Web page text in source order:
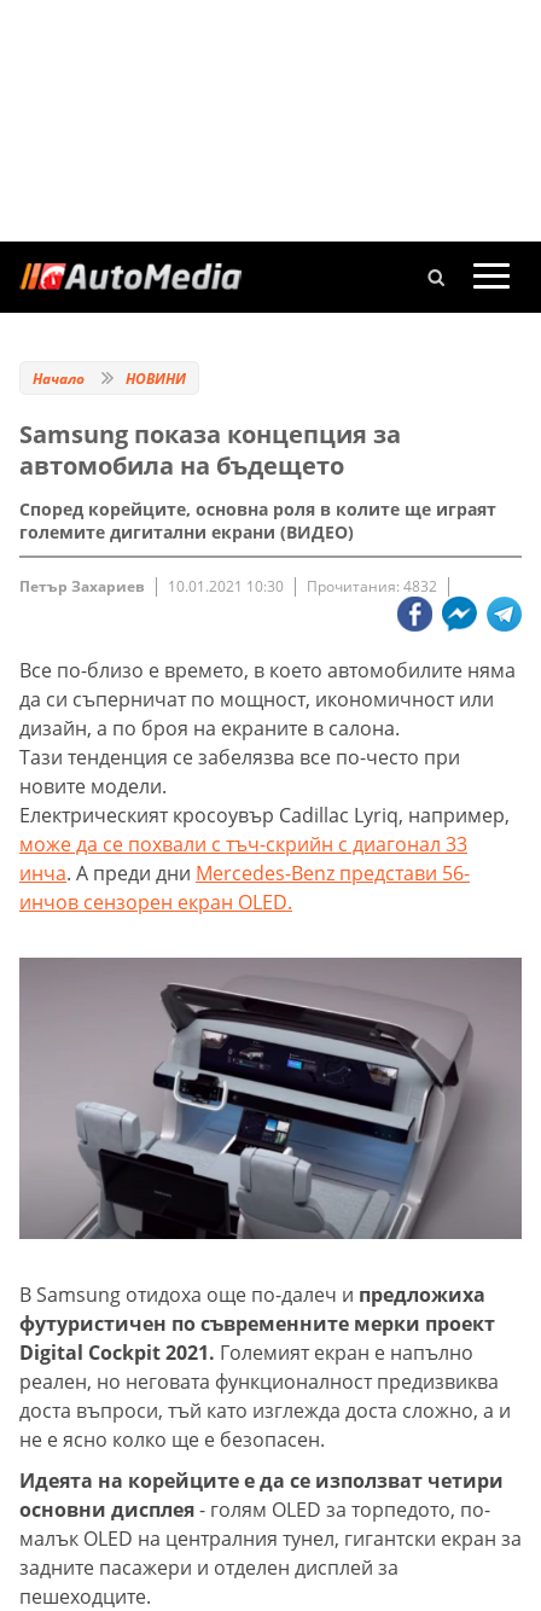
Начало НОВИНИ
Samsung показа концепция за
автомобила на бъдещето
Според корейците, основна роля в колите ще играят
големите дигитални екрани (ВИДЕО)
Петър Захариев 10.01.2021 10:30 Прочитания: 4832
Все по-близо е времето, в което автомобилите няма
да си съперничат по мощност, икономичност или
дизайн, а по броя на екраните в салона.
Тази тенденция се забелязва все по-често при
новите модели.
Електрическият кросоувър Cadillac Lyriq, например,
може да се похвали с тъч-скрийн с диагонал 33
инча. А преди дни Mercedes-Benz представи 56-
инчов сензорен екран OLED.
В Samsung отидоха още по-далеч и предложиха
футуристичен по съвременните мерки проект
Digital Cockpit 2021. Големият екран е напълно
реален, но неговата функционалност предизвиква
доста въпроси, тъй като изглежда доста сложно, а и
не е ясно колко ще е безопасен.
Идеята на корейците е да се използват четири
основни дисплея- голям OLED за торпедото, по-
малък OLED на централния тунел, гигантски екран за
задните пасажери и отделен дисплей за
пешеходците.